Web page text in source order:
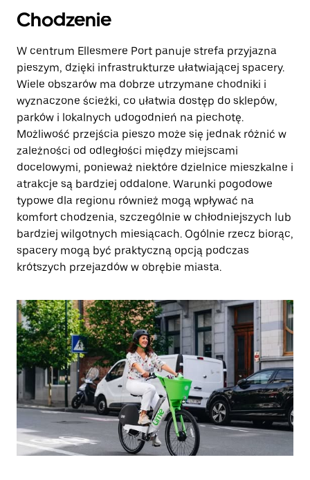
Chodzenie
W centrum Ellesmere Port panuje strefa przyjazna
pieszym, dzięki infrastrukturze ułatwiającej spacery.
Wiele obszarów ma dobrze utrzymane chodniki i
wyznaczone ścieżki, co ułatwia dostęp do sklepów,
parków i lokalnych udogodnień na piechotę.
Możliwość przejścia pieszo może się jednak różnić w
zależności od odległości między miejscami
docelowymi, ponieważ niektóre dzielnice mieszkalne i
atrakcje są bardziej oddalone. Warunki pogodowe
typowe dla regionu również mogą wpływać na
komfort chodzenia, szczególnie w chłodniejszych lub
bardziej wilgotnych miesiącach. Ogólnie rzecz biorąc,
spacery mogą być praktyczną opcją podczas
krótszych przejazdów w obrębie miasta.